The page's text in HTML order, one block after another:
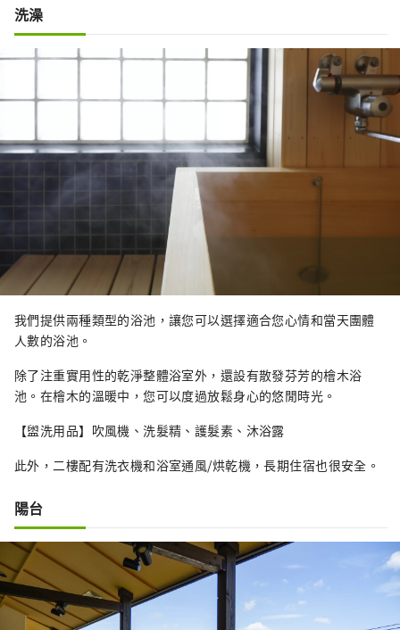
洗澡
我們提供兩種類型的浴池，讓您可以選擇適合您心情和當天團體
人數的浴池。
除了注重實用性的乾淨整體浴室外，還設有散發芬芳的檜木浴
池。在檜木的溫暖中，您可以度過放鬆身心的悠閒時光。
【盥洗用品】吹風機、洗髮精、護髮素、沐浴露
此外，二樓配有洗衣機和浴室通風/烘乾機，長期住宿也很安全。
陽台